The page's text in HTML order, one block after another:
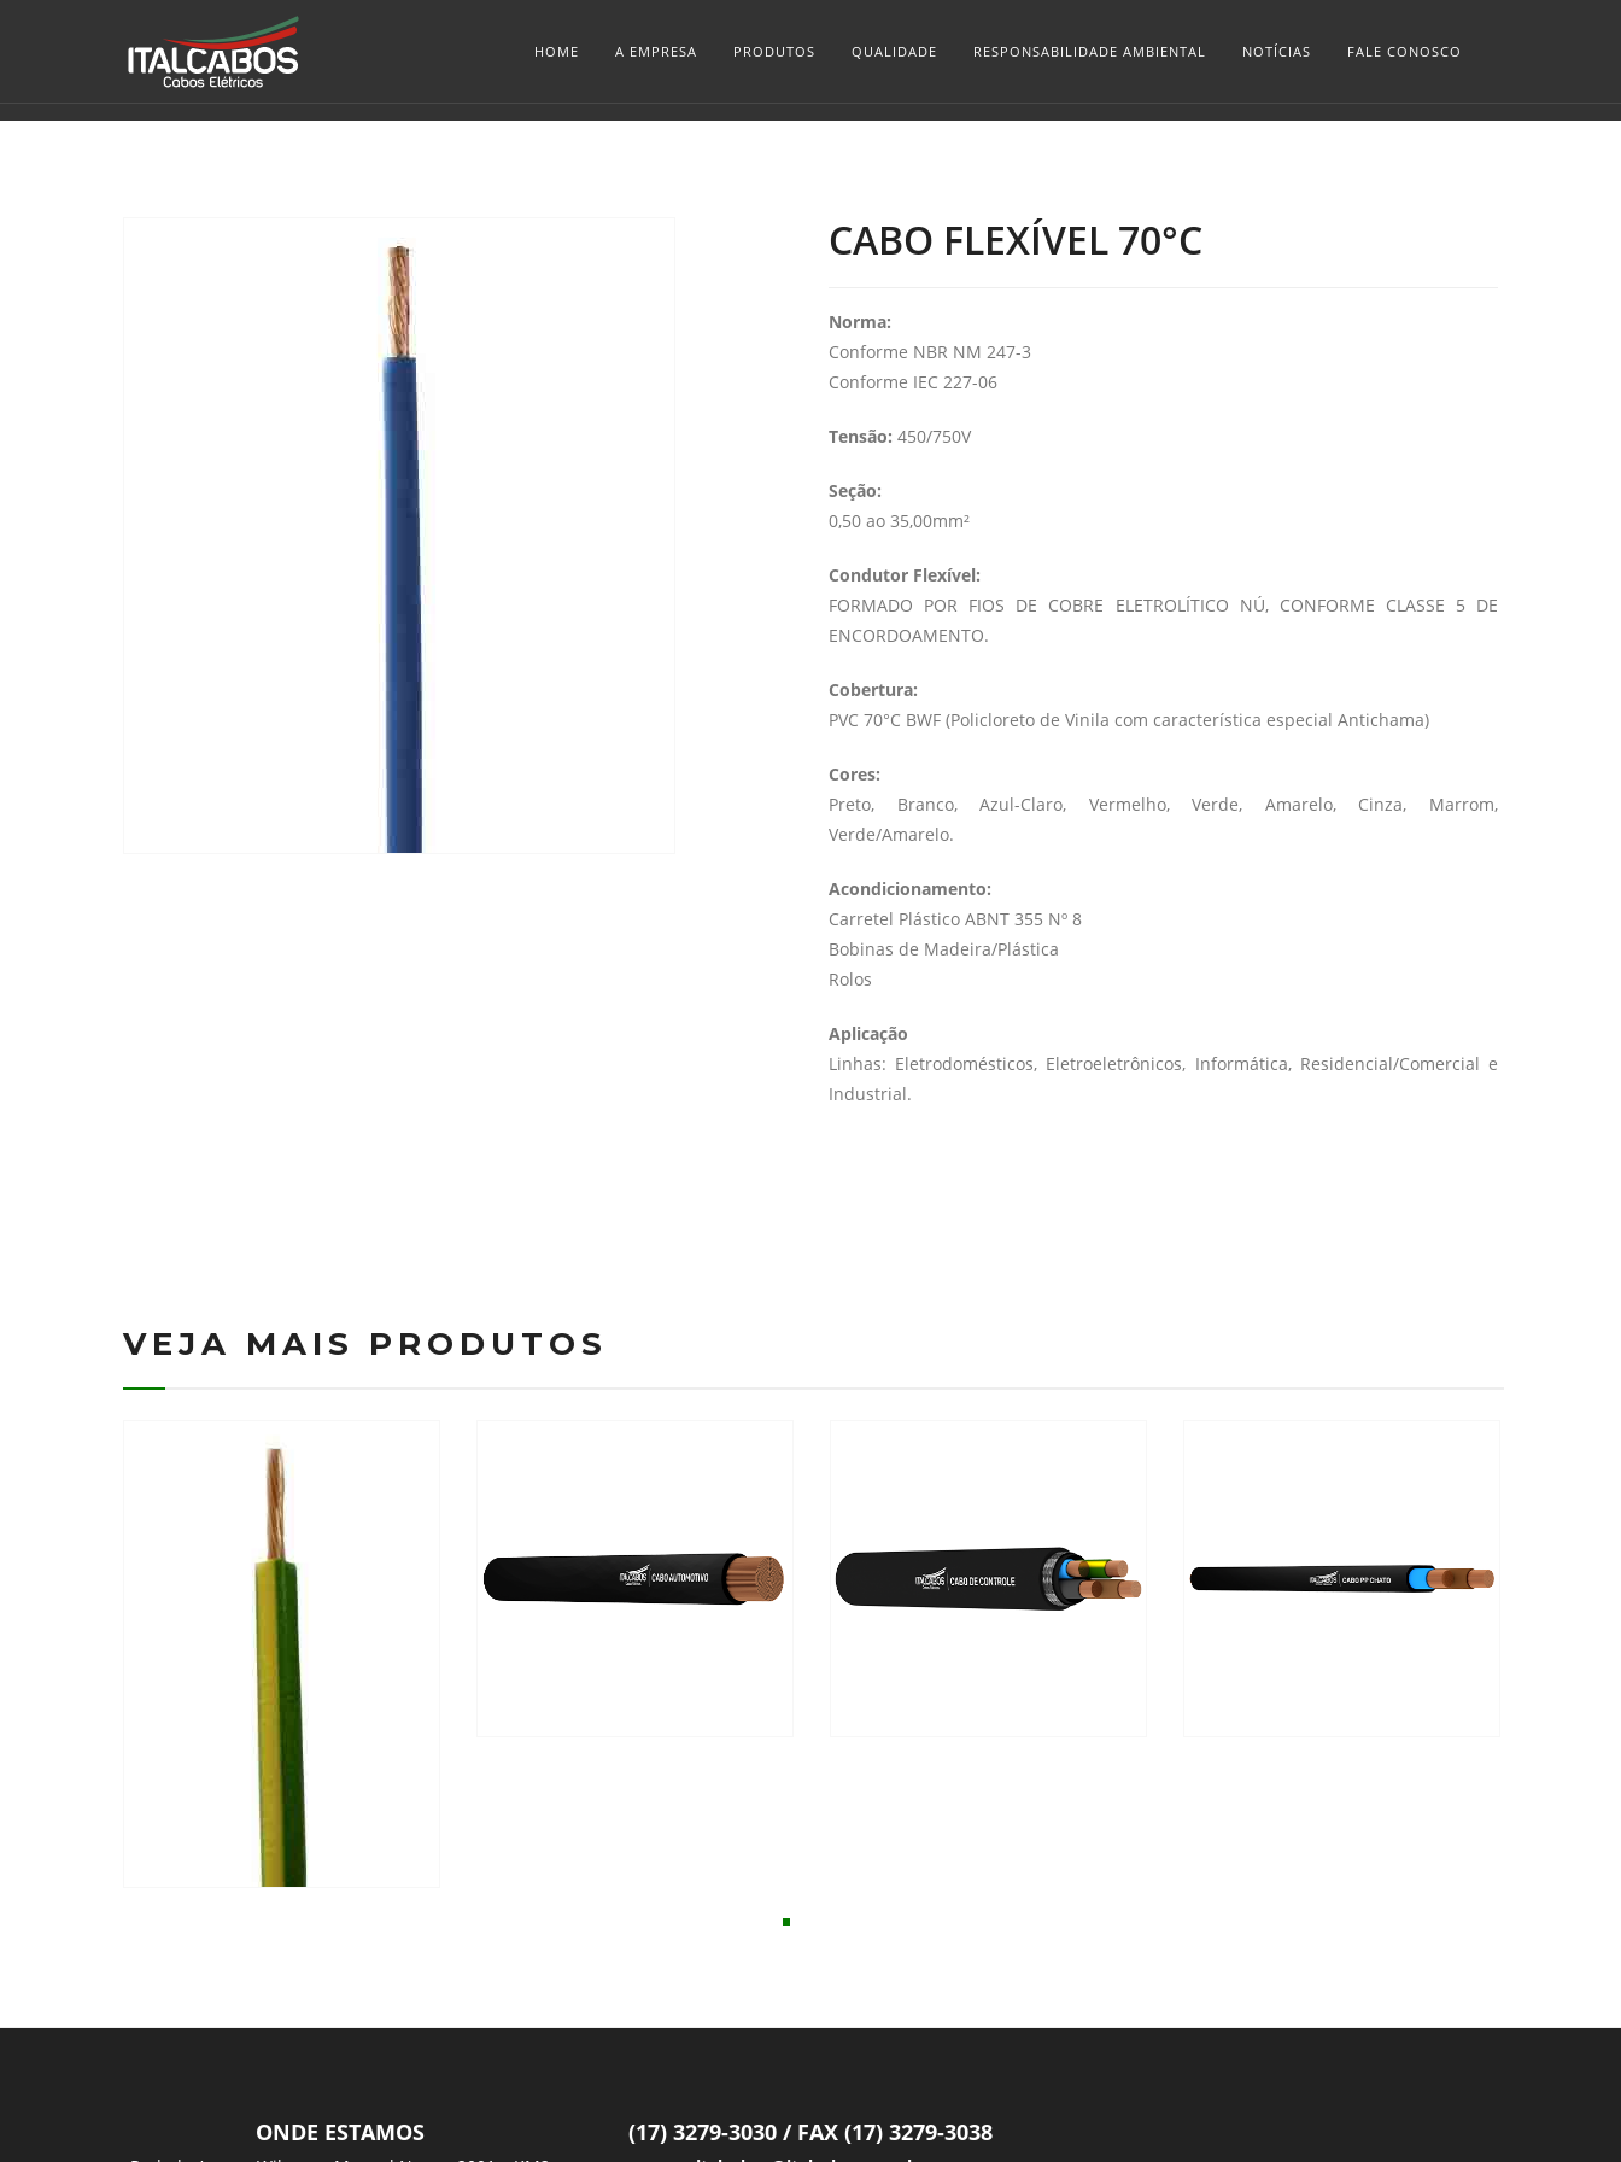
HOME A EMPRESA PRODUTOS QUALIDADE RESPONSABILIDADE AMBIENTAL NOTÍCIAS FALE CONOSCO
CABO FLEXÍVEL 70°C
Norma:
Conforme NBR NM 247-3
Conforme IEC 227-06
Tensão: 450/750V
Seção:
0,50 ao 35,00mm²
Condutor Flexível:
FORMADO POR FIOS DE COBRE ELETROLÍTICO NÚ, CONFORME CLASSE 5 DE
ENCORDOAMENTO.
Cobertura:
PVC 70°C BWF (Policloreto de Vinila com característica especial Antichama)
Cores:
Preto, Branco, Azul-Claro, Vermelho, Verde, Amarelo, Cinza, Marrom,
Verde/Amarelo.
Acondicionamento:
Carretel Plástico ABNT 355 Nº 8
Bobinas de Madeira/Plástica
Rolos
Aplicação
Linhas: Eletrodomésticos, Eletroeletrônicos, Informática, Residencial/Comercial e
Industrial.
VEJA MAIS PRODUTOS
ONDE ESTAMOS (17) 3279-3030 / FAX (17) 3279-3038